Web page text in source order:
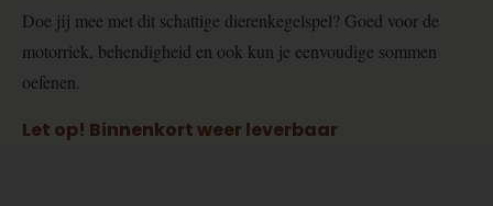
Doe jij mee met dit schattige dierenkegelspel? Goed voor de
motorriek, behendigheid en ook kun je eenvoudige sommen
oefenen.
Let op! Binnenkort weer leverbaar